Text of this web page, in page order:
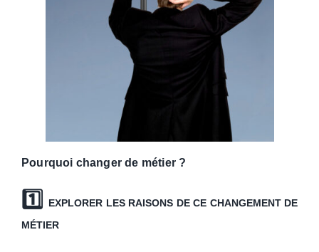
Pourquoi changer de métier ?
1️⃣
EXPLORER LES RAISONS DE CE CHANGEMENT DE
MÉTIER